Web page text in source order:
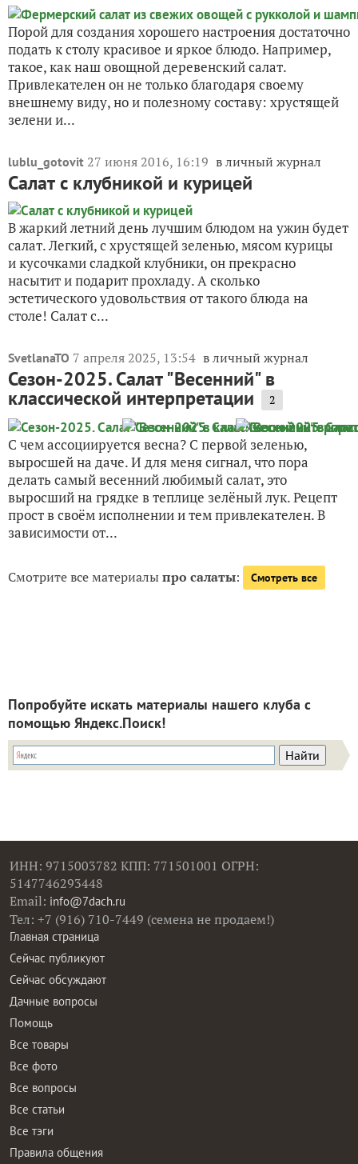
Порой для создания хорошего настроения достаточно
подать к столу красивое и яркое блюдо. Например,
такое, как наш овощной деревенский салат.
Привлекателен он не только благодаря своему
внешнему виду, но и полезному составу: хрустящей
зелени и...
lublu_gotovit 27 июня 2016, 16:19 в личный журнал
Салат с клубникой и курицей
В жаркий летний день лучшим блюдом на ужин будет
салат. Легкий, с хрустящей зеленью, мясом курицы
и кусочками сладкой клубники, он прекрасно
насытит и подарит прохладу. А сколько
эстетического удовольствия от такого блюда на
столе! Салат с...
SvetlanaTO 7 апреля 2025, 13:54 в личный журнал
Сезон-2025. Салат "Весенний" в
классической интерпретации 2
С чем ассоциируется весна? С первой зеленью,
выросшей на даче. И для меня сигнал, что пора
делать самый весенний любимый салат, это
выросший на грядке в теплице зелёный лук. Рецепт
прост в своём исполнении и тем привлекателен. В
зависимости от...
Смотрите все материалыпро салаты: Смотреть все
Попробуйте искать материалы нашего клуба с
помощью Яндекс.Поиск!
ИНН: 9715003782 КПП: 771501001 ОГРН:
5147746293448
Email: info@7dach.ru
Тел: +7 (916) 710-7449 (семена не продаем!)
Главная страница
Сейчас публикуют
Сейчас обсуждают
Дачные вопросы
Помощь
Все товары
Все фото
Все вопросы
Все статьи
Все тэги
Правила общения